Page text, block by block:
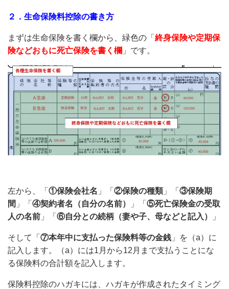
２．生命保険料控除の書き方
まずは生命保険を書く欄から、緑色の「 終身保険や定期保
険などおもに死亡保険を書く欄 」です。
左から、「 ①保険会社名 」「 ②保険の種類」「 ③保険期
間 」「 ④契約者名（自分の名前） 」「 ⑤死亡保険金の受取
人の名前 」「 ⑥自分との続柄（妻や子、母などと記入） 」
そして「 ⑦本年中に支払った保険料等の金銭 」を（a）に
記入します。（a）には1月から12月まで支払うことにな
る保険料の合計額を記入します。
保険料控除のハガキには、ハガキが作成されたタイミング